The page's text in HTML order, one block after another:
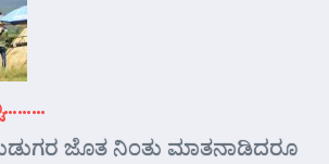
ಜೊತ ನಿಂತು ಮಾತನಾಡಿದರೂ